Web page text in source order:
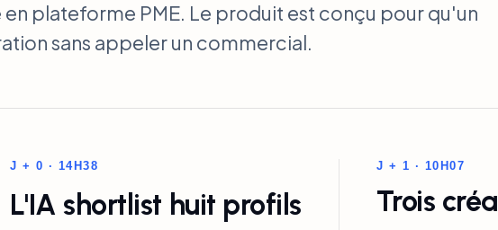
en plateforme PME. Le produit est conçu pour qu'un
sans appeler un commercial.
J + 0 · 14H38
L'IA shortlist huit profils
J + 1 · 10H07
Trois